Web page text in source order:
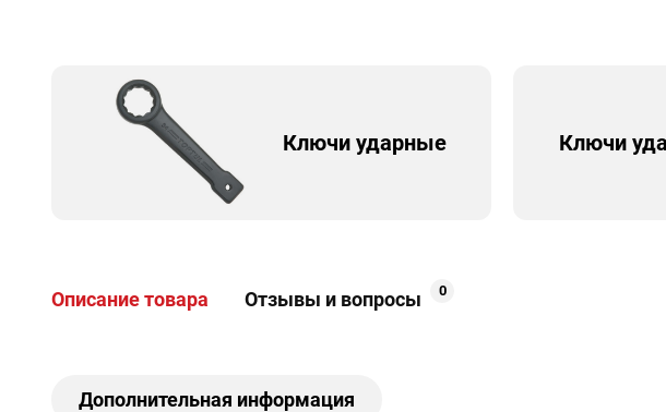
Ключи ударные Ключи
Описание товара Отзывы и вопросы 0
Дополнительная информация